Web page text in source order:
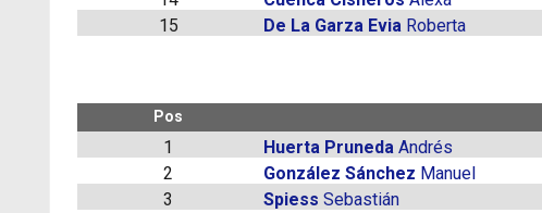
15
De La Garza Evia Roberta
Pos
1 Huerta Pruneda Andrés
2
González Sánchez Manuel
3
Spiess Sebastián